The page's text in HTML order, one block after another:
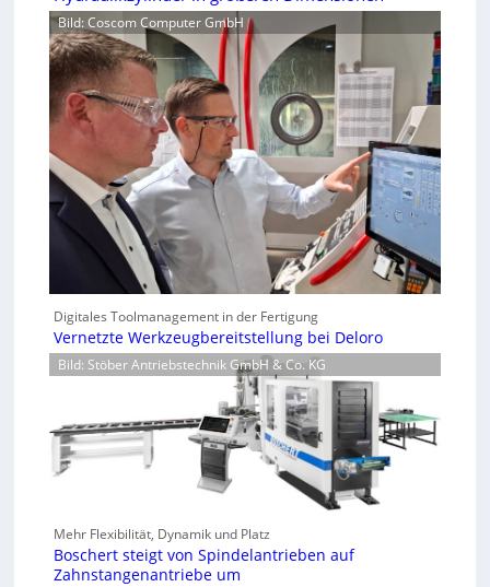
Bild: Coscom Computer GmbH
Digitales Toolmanagement in der Fertigung
Vernetzte Werkzeugbereitstellung bei Deloro
Bild: Stöber Antriebstechnik GmbH & Co. KG
Mehr Flexibilität, Dynamik und Platz
Boschert steigt von Spindelantrieben auf
Zahnstangenantriebe um